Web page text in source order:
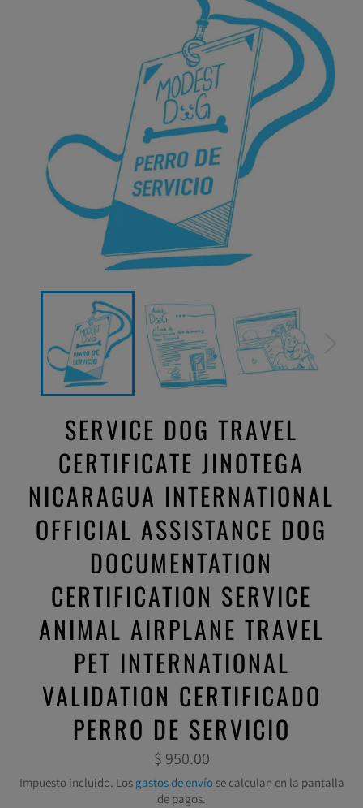
SERVICE DOG TRAVEL
CERTIFICATE JINOTEGA
NICARAGUA INTERNATIONAL
OFFICIAL ASSISTANCE DOG
DOCUMENTATION
CERTIFICATION SERVICE
ANIMAL AIRPLANE TRAVEL
PET INTERNATIONAL
VALIDATION CERTIFICADO
PERRO DE SERVICIO
Precio
habitual
$ 950.00
Impuesto incluido. Los gastos de envíose calculan en la pantalla
de pagos.